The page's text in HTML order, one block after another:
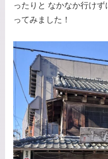
ったりと なかなか行け
ってみました！